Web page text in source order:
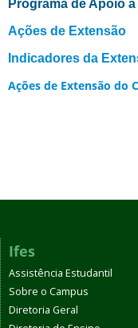
Programa de Apoio
Ações de Extensão
Indicadores da
Ações de Extensão do
Ifes
Assistência Estudantil
Sobre o Campus
Diretoria Geral